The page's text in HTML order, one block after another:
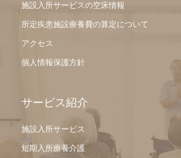
施設入所サービスの空床情報
所定疾患施設療養費の算定について
アクセス
個人情報保護方針
サービス紹介
施設入所サービス
短期入所療養介護